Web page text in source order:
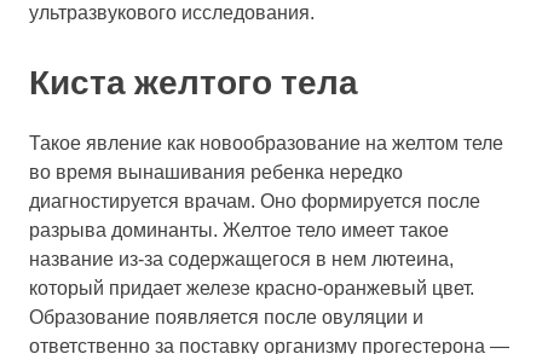
ультразвукового исследования.
Киста желтого тела
Такое явление как новообразование на желтом теле
во время вынашивания ребенка нередко
диагностируется врачам. Оно формируется после
разрыва доминанты. Желтое тело имеет такое
название из-за содержащегося в нем лютеина,
который придает железе красно-оранжевый цвет.
Образование появляется после овуляции и
ответственно за поставку организму прогестерона —